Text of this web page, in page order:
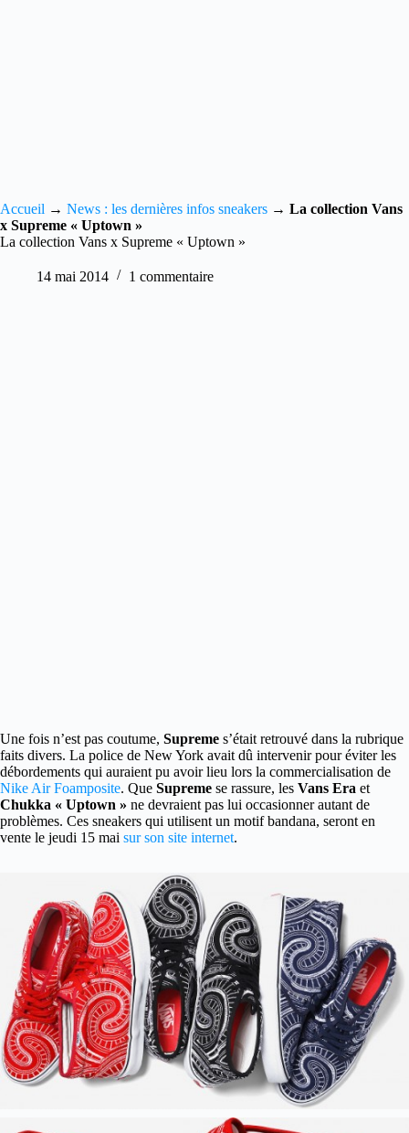
Accueil → News : les dernières infos sneakers → La collection Vans
x Supreme « Uptown »
La collection Vans x Supreme « Uptown »
14 mai 2014 1 commentaire
Une fois n’est pas coutume, Supreme s’était retrouvé dans la rubrique
faits divers. La police de New York avait dû intervenir pour éviter les
débordements qui auraient pu avoir lieu lors la commercialisation de
Nike Air Foamposite. Que Supreme se rassure, les Vans Era et
Chukka « Uptown » ne devraient pas lui occasionner autant de
problèmes. Ces sneakers qui utilisent un motif bandana, seront en
vente le jeudi 15 mai sur son site internet.